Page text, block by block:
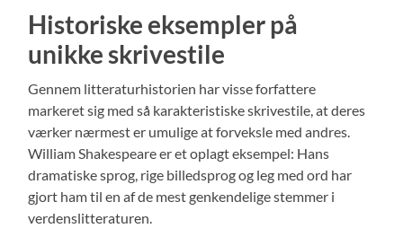
Historiske eksempler på
unikke skrivestile
Gennem litteraturhistorien har visse forfattere
markeret sig med så karakteristiske skrivestile, at deres
værker nærmest er umulige at forveksle med andres.
William Shakespeare er et oplagt eksempel: Hans
dramatiske sprog, rige billedsprog og leg med ord har
gjort ham til en af de mest genkendelige stemmer i
verdenslitteraturen.